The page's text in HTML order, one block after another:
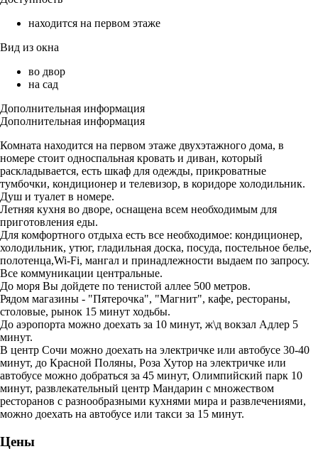
находится на первом этаже
Вид из окна
во двор
на сад
Дополнительная информация
Дополнительная информация
Комната находится на первом этаже двухэтажного дома, в
номере стоит односпальная кровать и диван, который
раскладывается, есть шкаф для одежды, прикроватные
тумбочки, кондиционер и телевизор, в коридоре холодильник.
Душ и туалет в номере.
Летняя кухня во дворе, оснащена всем необходимым для
приготовления еды.
Для комфортного отдыха есть все необходимое: кондиционер,
холодильник, утюг, гладильная доска, посуда, постельное белье,
полотенца,Wi-Fi, мангал и принадлежности выдаем по запросу.
Все коммуникации центральные.
До моря Вы дойдете по тенистой аллее 500 метров.
Рядом магазины - "Пятерочка", "Магнит", кафе, рестораны,
столовые, рынок 15 минут ходьбы.
До аэропорта можно доехать за 10 минут, ж\д вокзал Адлер 5
минут.
В центр Сочи можно доехать на электричке или автобусе 30-40
минут, до Красной Поляны, Роза Хутор на электричке или
автобусе можно добраться за 45 минут, Олимпийский парк 10
минут, развлекательный центр Мандарин с множеством
ресторанов с разнообразными кухнями мира и развлечениями,
можно доехать на автобусе или такси за 15 минут.
Цены